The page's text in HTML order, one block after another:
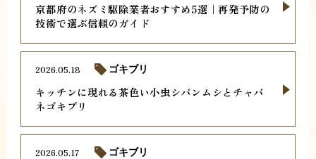
京都府のネズミ駆除業者おすすめ5選｜再発予防の
技術で選ぶ信頼のガイド
キッチンに現れる茶色い小虫シバンムシとチャバ
ネゴキブリ
2026.05.18 ゴキブリ
2026.05.17 ゴキブリ